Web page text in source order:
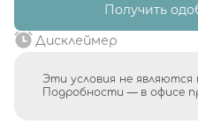
Получить
Дисклеймер
Эти условия не являются
Подробности — в офисе